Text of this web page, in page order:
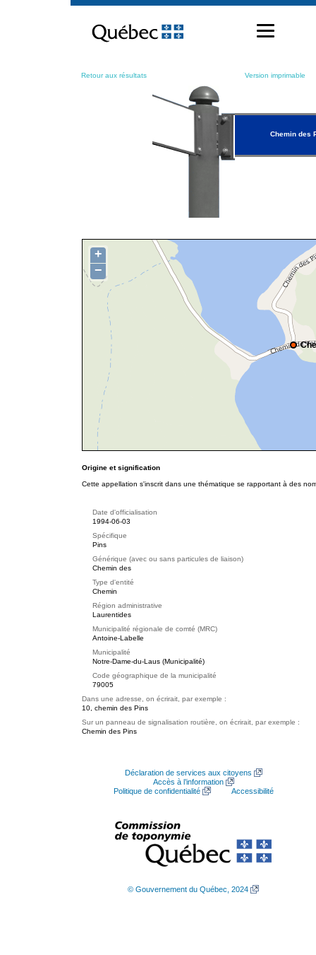
contenu
Retour aux résultats Version imprimable
Chemin des
+
−
Origine et signification
Cette appellation s'inscrit dans une thématique se rapportant à des
Date d'officialisation
1994-06-03
Spécifique
Pins
Générique (avec ou sans particules de liaison)
Chemin des
Type d'entité
Chemin
Région administrative
Laurentides
Municipalité régionale de comté (MRC)
Antoine-Labelle
Municipalité
Notre-Dame-du-Laus (Municipalité)
Code géographique de la municipalité
79005
Dans une adresse, on écrirait, par exemple :
10, chemin des Pins
Sur un panneau de signalisation routière, on écrirait, par exemple :
Chemin des Pins
Déclaration de services aux citoyens
Accès à l’information
Politique de confidentialité
Accessibilité
© Gouvernement du Québec, 2024